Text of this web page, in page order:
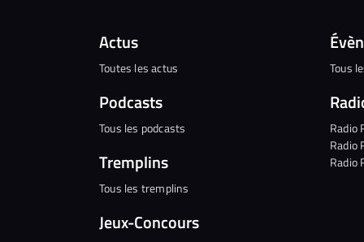
Actus
Toutes les actus
Podcasts
Tous les podcasts
Tremplins
Tous les tremplins
Jeux-Concours
Tous
Radio
Radio
Radio